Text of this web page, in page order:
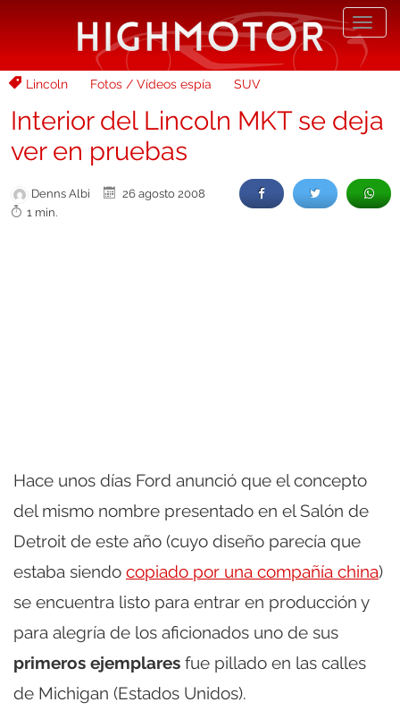
Lincoln Fotos / Vídeos espía SUV
Interior del Lincoln MKT se deja
ver en pruebas
Denns Albi
26 agosto 2008
1 min.
Hace unos días Ford anunció que el concepto
del mismo nombre presentado en el Salón de
Detroit de este año (cuyo diseño parecía que
estaba siendo copiado por una compañía china)
se encuentra listo para entrar en producción y
para alegría de los aficionados uno de sus
primeros ejemplares fue pillado en las calles
de Michigan (Estados Unidos).